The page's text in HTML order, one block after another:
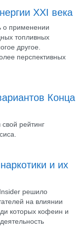
XХI века
о применении
топливных
другое.
перспективных
Конца
рейтинг
и их
решило
на влиянии
которых кофеин и